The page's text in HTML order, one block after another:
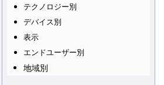
テクノロジー別
デバイス別
表示
エンドユーザー別
地域別